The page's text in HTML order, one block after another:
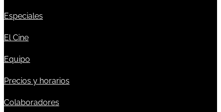
Especiales
El Cine
Equipo
Precios y horarios
Colaboradores